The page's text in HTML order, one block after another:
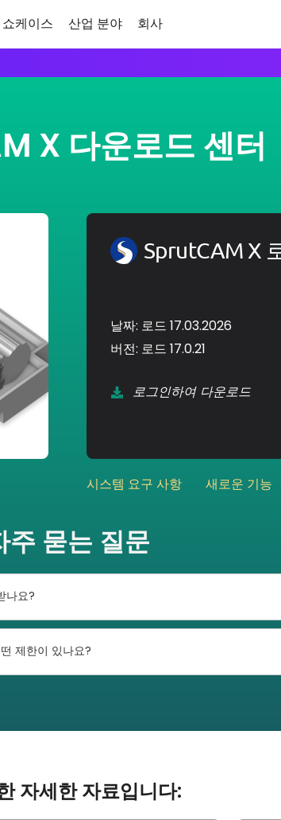
쇼케이스 산업 분야 회사
X 다운로드 센터
SprutCAM X
날짜: 로드 17.03.2026
버전: 로드 17.0.21
로그인하여 다운로드
시스템 요구 사항 새로운 기능
주 묻는 질문
나요?
제한이 있나요?
자세한 자료입니다: